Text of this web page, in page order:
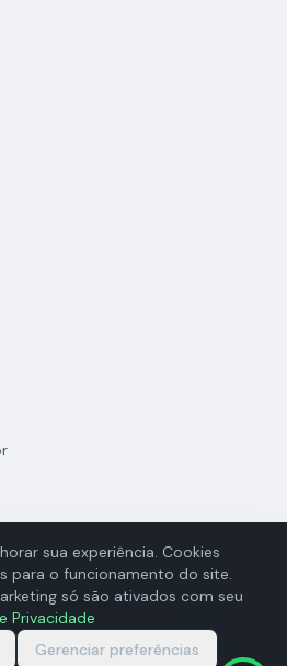
Todos os direitos reservados.
DE SOFTWARES LTDA | CNPJ
sua experiência. Cookies
para o funcionamento do site.
só são ativados com seu
Privacidade
Gerenciar preferências